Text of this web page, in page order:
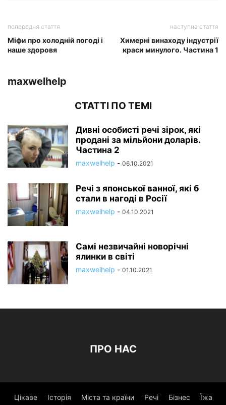
попередня стаття
Міфи про холодній погоді і
наше здоровя
наступна стаття
Химерні винаходу індустрії
краси минулого. Частина 1
maxwelhelp
СТАТТІ ПО ТЕМІ
Дивні особисті речі зірок, які
продані за мільйони доларів.
Частина 2
maxwelhelp - 06.10.2021
Речі з японської ванної, які б
стали в нагоді в Росії
maxwelhelp - 04.10.2021
Самі незвичайні новорічні
ялинки в світі
maxwelhelp - 01.10.2021
ПРО НАС
Цікаве Історія Міста та країни Речі Бізнес Їжа